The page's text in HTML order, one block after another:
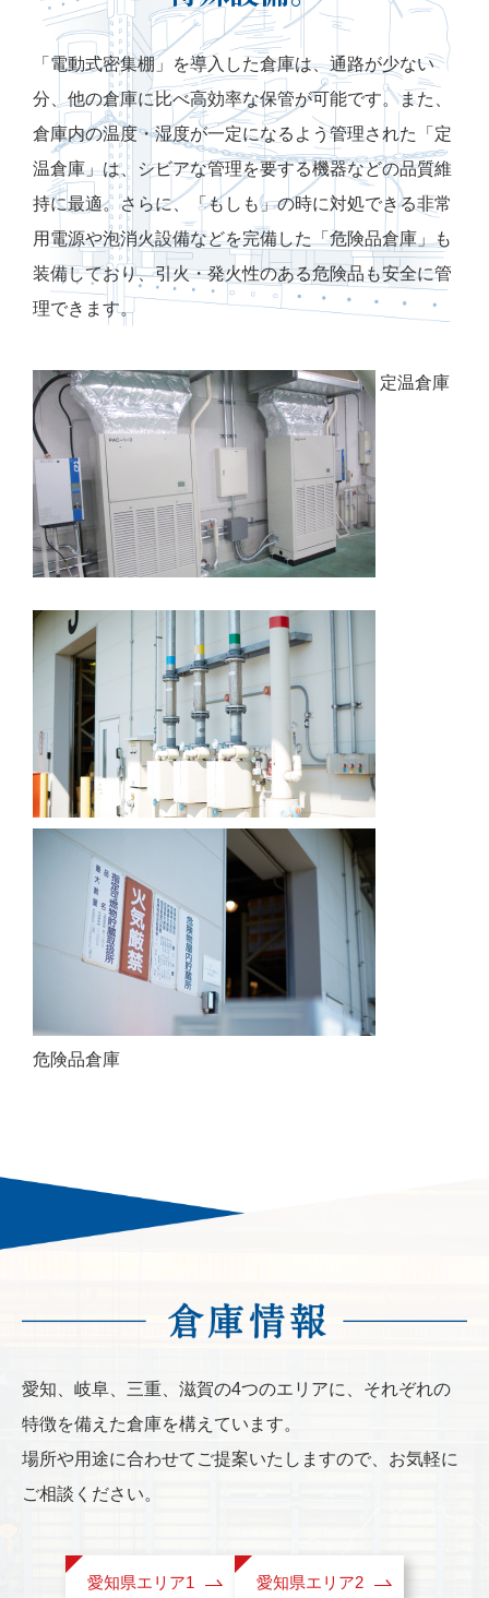
「電動式密集棚」を導入した倉庫は、通路が少ない
分、他の倉庫に比べ高効率な保管が可能です。また、
倉庫内の温度・湿度が一定になるよう管理された「定
温倉庫」は、シビアな管理を要する機器などの品質維
持に最適。さらに、「もしも」の時に対処できる非常
用電源や泡消火設備などを完備した「危険品倉庫」も
装備しており、引火・発火性のある危険品も安全に管
理できます。
定温倉庫
危険品倉庫
愛知、岐阜、三重、滋賀の4つのエリアに、それぞれの
特徴を備えた倉庫を構えています。
場所や用途に合わせてご提案いたしますので、お気軽に
ご相談ください。
愛知県エリア1 愛知県エリア2